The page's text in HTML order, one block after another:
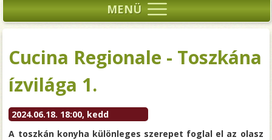
MENÜ
Cucina Regionale - Toszkána
ízvilága 1.
2024.06.18. 18:00, kedd
A toszkán konyha különleges szerepet foglal el az olasz